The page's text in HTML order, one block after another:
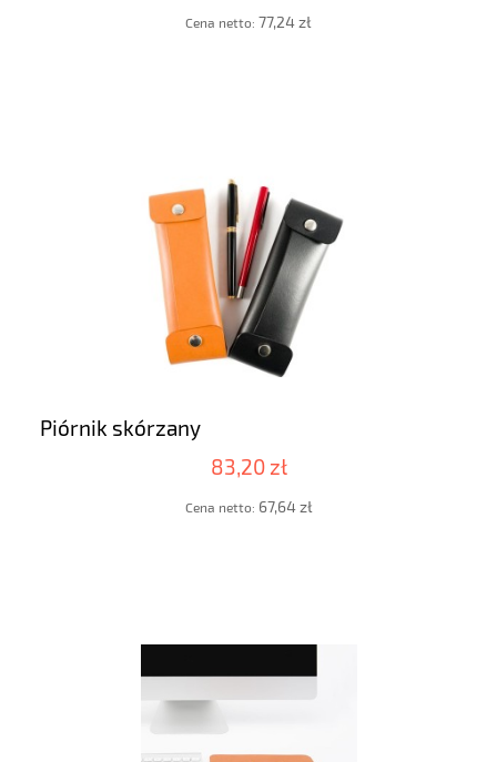
Cena netto: 77,24 zł
Piórnik skórzany
83,20 zł
Cena netto: 67,64 zł